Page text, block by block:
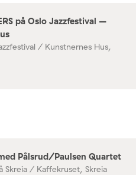
på Oslo Jazzfestival –
/ Kunstnernes Hus,
Pålsrud/Paulsen Quartet
Skreia / Kaffekruset, Skreia